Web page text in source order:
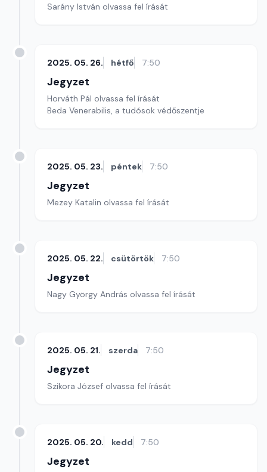
Sarány István olvassa fel írását
2025. 05. 26. hétfő 7:50
Jegyzet
Horváth Pál olvassa fel írását
Beda Venerabilis, a tudósok védőszentje
2025. 05. 23. péntek 7:50
Jegyzet
Mezey Katalin olvassa fel írását
2025. 05. 22. csütörtök 7:50
Jegyzet
Nagy György András olvassa fel írását
2025. 05. 21. szerda 7:50
Jegyzet
Szikora József olvassa fel írását
2025. 05. 20. kedd 7:50
Jegyzet